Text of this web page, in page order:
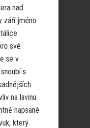
nad
září jméno
své
se v
s
na lavinu
napsané
který